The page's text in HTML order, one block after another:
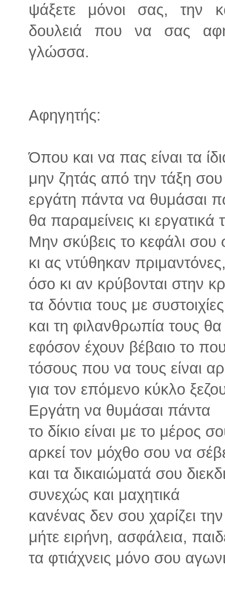
ψάξετε μόνοι σας, την
δουλειά που να σας
γλώσσα.
Αφηγητής:
Όπου και να πας είναι τα
μην ζητάς από την τάξη σου
εργάτη πάντα να θυμάσαι
θα παραμείνεις κι
Μην σκύβεις το κεφάλι σου
κι ας ντύθηκαν
όσο κι αν κρύβονται στην
τα δόντια τους με
και τη φιλανθρωπία τους θα
εφόσον έχουν βέβαιο το
τόσους που να τους είναι
για τον επόμενο κύκλο
Εργάτη να θυμάσαι πάντα
το δίκιο είναι με το μέρος
αρκεί τον μόχθο σου να
και τα δικαιώματά σου
συνεχώς και μαχητικά
κανένας δεν σου χαρίζει
μήτε ειρήνη, ασφάλεια,
τα φτιάχνεις μόνο σου